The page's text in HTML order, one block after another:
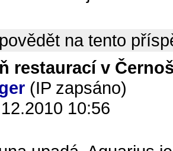
na tento
restaurací v
(IP zapsáno)
10:56